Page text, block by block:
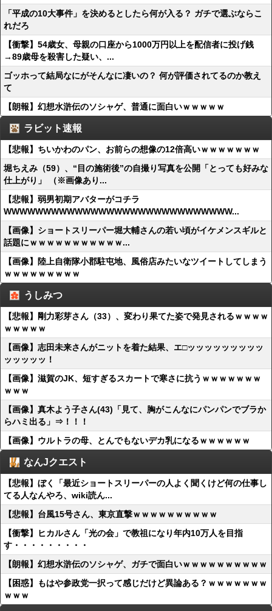
「平成の10大事件」を決めるとしたら何が入る？ ガチで選ぶならこ
れだろ
【衝撃】54歳女、母親の口座から1000万円以上を配信者に投げ銭
→89歳母を殺害した疑い、...
ゴッホって結局なにがそんなに凄いの？ 何が評価されてるのか教え
て
【朗報】幻想水滸伝のソシャゲ、普通に面白いｗｗｗｗｗ
ラビット速報
【悲報】ちいかわのパン、お前らの想像の12倍高いｗｗｗｗｗｗｗ
堀ちえみ（59）、“目の施術後”の自撮り写真を公開「とっても好みな
仕上がり」 （※画像あり...
【悲報】弱男初期アバターがコチラ
WWWWWWWWWWWWWWWWWWWWWWWWWWWWW...
【画像】ショートスリーパー堀大輔さんの若い頃がイケメンスギルと
話題にｗｗｗｗｗｗｗｗｗｗｗ...
【画像】陸上自衛隊小郡駐屯地、風俗店みたいなツイートしてしまう
ｗｗｗｗｗｗｗｗｗ
うしみつ
【悲報】剛力彩芽さん（33）、変わり果てた姿で発見されるｗｗｗｗ
ｗｗｗｗｗ
【画像】志田未来さんがニットを着た結果、エ□ッッッッッッッッッ
ッッッッッ！
【画像】滋賀のJK、短すぎるスカートで寒さに抗うｗｗｗｗｗｗｗ
ｗｗｗ
【画像】真木よう子さん(43)「見て、胸がこんなにパンパンでブラか
らハミ出る」⇒！！！
【画像】ウルトラの母、とんでもないデカ乳になるｗｗｗｗｗｗ
なんJクエスト
【悲報】ぼく「最近ショートスリーパーの人よく聞くけど何の仕事し
てる人なんやろ、wiki読ん...
【悲報】台風15号さん、東京直撃ｗｗｗｗｗｗｗｗｗｗ
【衝撃】ヒカルさん「光の会」で教祖になり年内10万人を目指
す・・・・・・・・・
【朗報】幻想水滸伝のソシャゲ、ガチで面白いｗｗｗｗｗｗｗｗｗｗ
【困惑】もはや参政党一択って感じだけど異論ある？ｗｗｗｗｗｗｗ
ｗｗｗ